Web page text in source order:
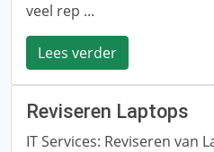
veel rep ...
Lees verder
Reviseren Laptops
IT Services: Reviseren van